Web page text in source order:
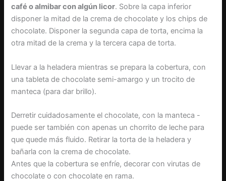
café o almibar con algún licor. Sobre la capa inferior
disponer la mitad de la crema de chocolate y los chips de
chocolate. Disponer la segunda capa de torta, encima la
otra mitad de la crema y la tercera capa de torta.
Llevar a la heladera mientras se prepara la cobertura, con
una tableta de chocolate semi-amargo y un trocito de
manteca (para dar brillo).
Derretir cuidadosamente el chocolate, con la manteca -
puede ser también con apenas un chorrito de leche para
que quede más fluido. Retirar la torta de la heladera y
bañarla con la crema de chocolate.
Antes que la cobertura se enfríe, decorar con virutas de
chocolate o con chocolate en rama.